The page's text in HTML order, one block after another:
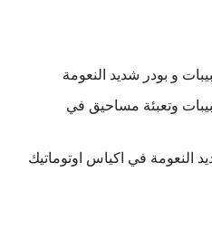
وتعبئة مساحيق في